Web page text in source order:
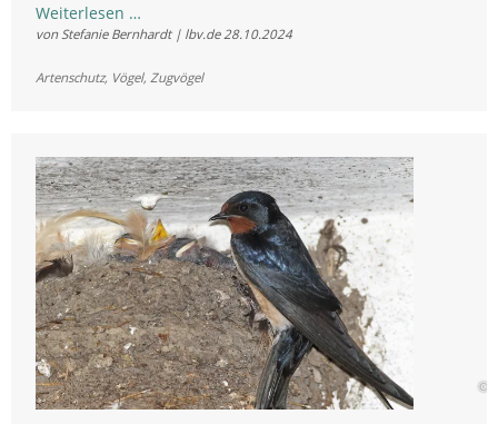
Weiterlesen …Glas
als
Falle:
Vögel
auf
ihrem
Zug
retten
können
von Stefanie Bernhardt | lbv.de28.10.2024
Artenschutz, Vögel, Zugvögel
©